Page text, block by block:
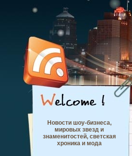
Новости шоу-бизнеса,
мировых звезд и
знаменитостей, светская
хроника и мода